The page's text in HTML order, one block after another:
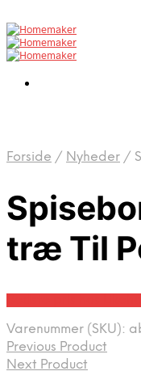
Forside / Nyheder /
træ Til
Varenummer (SKU):
Previous Product
Next Product